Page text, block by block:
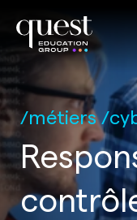
métiers